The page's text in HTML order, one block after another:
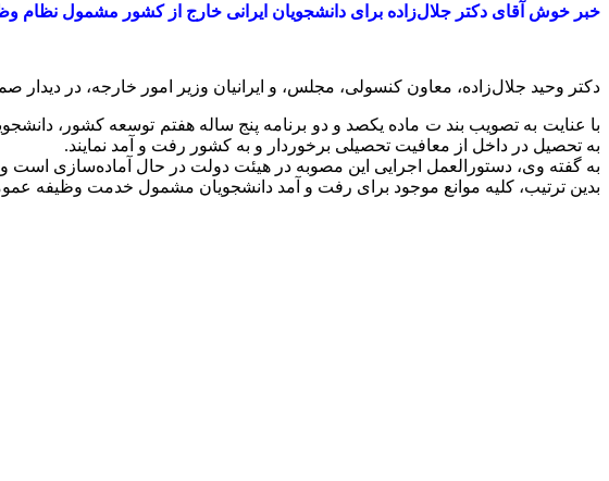
خبر خوش آقای دکتر جلال‌زاده برای دانشجویان ایرانی خارج از کشور مشمول نظام
دکتر وحید جلال‌زاده، معاون کنسولی، مجلس، و ایرانیان وزیر امور خارجه، در دیدار
با عنایت به تصویب بند ت ماده یکصد و دو برنامه پنج ساله هفتم توسعه کشور،
به تحصیل در داخل از معافیت تحصیلی برخوردار و به کشور رفت و آمد نمایند.
به گفته وی، دستورالعمل اجرایی این مصوبه در هیئت دولت در حال آماده‌سازی است
بدین ترتیب، کلیه موانع موجود برای رفت و آمد دانشجویان مشمول خدمت وظیفه